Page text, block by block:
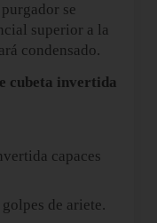
se
superior a la
condensado.
cubeta invertida
capaces
de ariete.